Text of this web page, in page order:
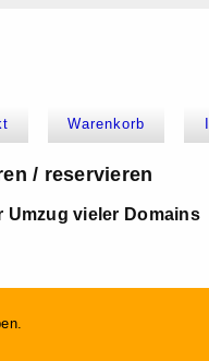
Warenkorb
/ reservieren
Umzug vieler Domains